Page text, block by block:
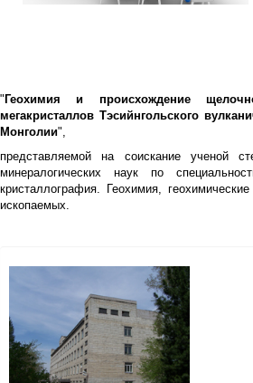
" Геохимия и происхождение
мегакристаллов Тэсийнгольского
Монголии",
представляемой на соискание ученой
минералогических наук по
кристаллография. Геохимия,
ископаемых.